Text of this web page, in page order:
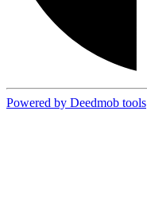
Powered by Deedmob tools